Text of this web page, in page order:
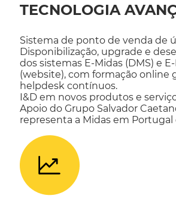
TECNOLOGIA
Sistema de ponto de venda de
Disponibilização, upgrade e
dos sistemas E-Midas (DMS) e
(website), com formação online
helpdesk contínuos.
I&D em novos produtos e
Apoio do Grupo Salvador
representa a Midas em Portugal